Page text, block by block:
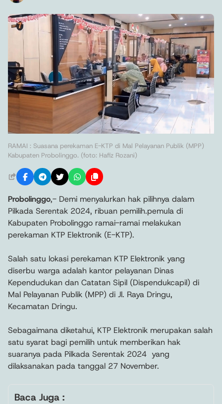
RAMAI : Suasana perekaman E-KTP di Mal Pelayanan Publik (MPP)
Kabupaten Probolinggo. (foto: Hafiz Rozani)
Probolinggo,- Demi menyalurkan hak pilihnya dalam
Pilkada Serentak 2024, ribuan pemilih.pemula di
Kabupaten Probolinggo ramai-ramai melakukan
perekaman KTP Elektronik (E-KTP).
Salah satu lokasi perekaman KTP Elektronik yang
diserbu warga adalah kantor pelayanan Dinas
Kependudukan dan Catatan Sipil (Dispendukcapil) di
Mal Pelayanan Publik (MPP) di Jl. Raya Dringu,
Kecamatan Dringu.
Sebagaimana diketahui, KTP Elektronik merupakan salah
satu syarat bagi pemilih untuk memberikan hak
suaranya pada Pilkada Serentak 2024 yang
dilaksanakan pada tanggal 27 November.
Baca Juga :